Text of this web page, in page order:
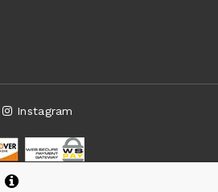
Instagram